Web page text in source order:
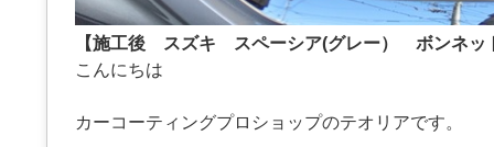
【施工後 スズキ スペーシア(グレー） ボンネッ
こんにちは
カーコーティングプロショップのテオリアです。